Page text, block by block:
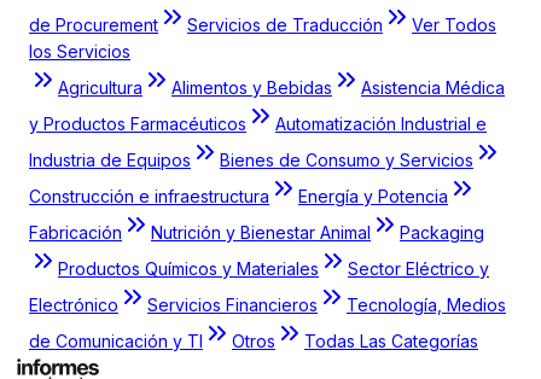
de Procurement
Servicios de Traducción
Ver Todos
los Servicios
Agricultura
Alimentos y Bebidas
Asistencia Médica
y Productos Farmacéuticos
Automatización Industrial e
Industria de Equipos
Bienes de Consumo y Servicios
Construcción e infraestructura
Energía y Potencia
Fabricación
Nutrición y Bienestar Animal
Packaging
Productos Químicos y Materiales
Sector Eléctrico y
Electrónico
Servicios Financieros
Tecnología, Medios
de Comunicación y TI
Otros Todas Las Categorías